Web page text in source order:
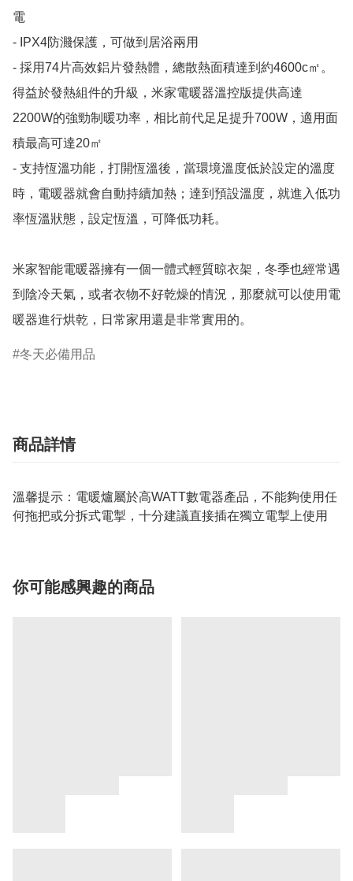
電
- IPX4防濺保護，可做到居浴兩用
- 採用74片高效鋁片發熱體，總散熱面積達到約4600c㎡。
得益於發熱組件的升級，米家電暖器溫控版提供高達
2200W的強勁制暖功率，相比前代足足提升700W，適用面
積最高可達20㎡
- 支持恆溫功能，打開恆溫後，當環境溫度低於設定的溫度
時，電暖器就會自動持續加熱；達到預設溫度，就進入低功
率恆溫狀態，設定恆溫，可降低功耗。
米家智能電暖器擁有一個一體式輕質晾衣架，冬季也經常遇
到陰冷天氣，或者衣物不好乾燥的情況，那麼就可以使用電
冬天必備用品
商品詳情
溫馨提示：電暖爐屬於高WATT數電器產品，不能夠使用任
何拖把或分拆式電掣，十分建議直接插在獨立電掣上使用
你可能感興趣的商品